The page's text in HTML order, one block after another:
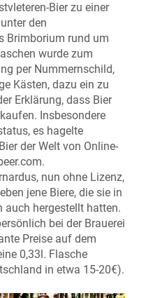
Bier zu einer
den
Brimborium rund um
wurde zum
per Nummernschild,
Kästen, dazu ein zu
Erklärung, dass Bier
Insbesondere
es hagelte
der Welt von Online-
nun ohne Lizenz,
jene Biere, die sie in
auch hergestellt hatten.
bei der Brauerei
Preise auf dem
0,33l. Flasche
in etwa 15-20€).